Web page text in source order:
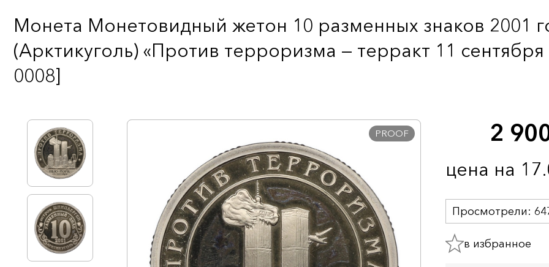
Монета Монетовидный жетон 10 разменных знаков
(Арктикуголь) «Против терроризма — терракт 11
0008]
PROOF 2
цена на
Просмотрели:
в избранное